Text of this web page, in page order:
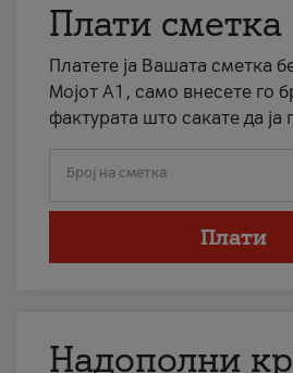
Плати сметка
Платете ја Вашата сметка
Мојот А1, само внесете го
фактурата што сакате да ја
Број на сметка
Плати
Надополни